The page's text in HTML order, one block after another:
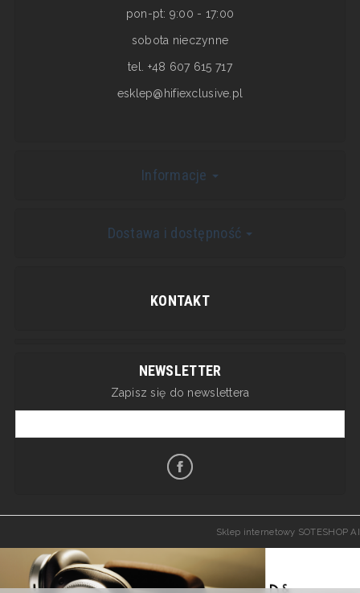
pon-pt: 9:00 - 17:00
sobota nieczynne
tel. +48 607 615 717
esklep@hifiexclusive.pl
Informacje
Dostawa i dostępność
KONTAKT
NEWSLETTER
Zapisz się do newslettera
Sklep internetowy SOTESHOP AI